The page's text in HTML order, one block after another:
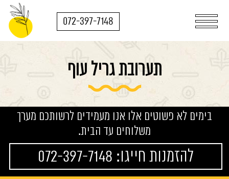
072-397-7148
תערובת גריל עוף
בימים לא פשוטים אלו אנו מעמידים לרשותכם מערך
משלוחים עד הבית.
להזמנות חייגו: 072-397-7148